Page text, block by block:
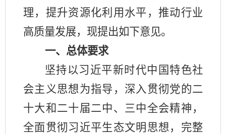
理，提升资源化利用水平，推动行业
高质量发展，现提出如下意见。
一、总体要求
坚持以习近平新时代中国特色社
会主义思想为指导，深入贯彻党的二
十大和二十届二中、三中全会精神，
全面贯彻习近平生态文明思想，完整